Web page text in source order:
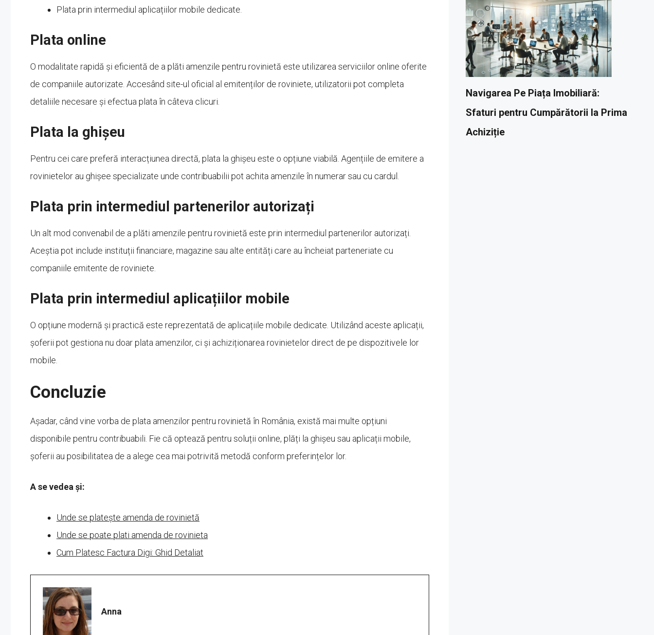
Plata prin intermediul aplicațiilor mobile dedicate.
Plata online
O modalitate rapidă și eficientă de a plăti amenzile pentru rovinietă este utilizarea serviciilor online oferite
de companiile autorizate. Accesând site-ul oficial al emitenților de roviniete, utilizatorii pot completa
detaliile necesare și efectua plata în câteva clicuri.
Plata la ghișeu
Pentru cei care preferă interacțiunea directă, plata la ghișeu este o opțiune viabilă. Agențiile de emitere a
rovinietelor au ghișee specializate unde contribuabilii pot achita amenzile în numerar sau cu cardul.
Plata prin intermediul partenerilor autorizați
Un alt mod convenabil de a plăti amenzile pentru rovinietă este prin intermediul partenerilor autorizați.
Aceștia pot include instituții financiare, magazine sau alte entități care au încheiat parteneriate cu
companiile emitente de roviniete.
Plata prin intermediul aplicațiilor mobile
O opțiune modernă și practică este reprezentată de aplicațiile mobile dedicate. Utilizând aceste aplicații,
șoferii pot gestiona nu doar plata amenzilor, ci și achiziționarea rovinietelor direct de pe dispozitivele lor
mobile.
Concluzie
Așadar, când vine vorba de plata amenzilor pentru rovinietă în România, există mai multe opțiuni
disponibile pentru contribuabili. Fie că optează pentru soluții online, plăți la ghișeu sau aplicații mobile,
șoferii au posibilitatea de a alege cea mai potrivită metodă conform preferințelor lor.
A se vedea și:
Unde se platește amenda de rovinietă
Unde se poate plati amenda de rovinieta
Cum Platesc Factura Digi: Ghid Detaliat
Anna
Navigarea Pe Piața Imobiliară:
Sfaturi pentru Cumpărătorii la Prima
Achiziție